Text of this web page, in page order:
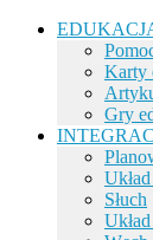
Karty
Gry
Słuch